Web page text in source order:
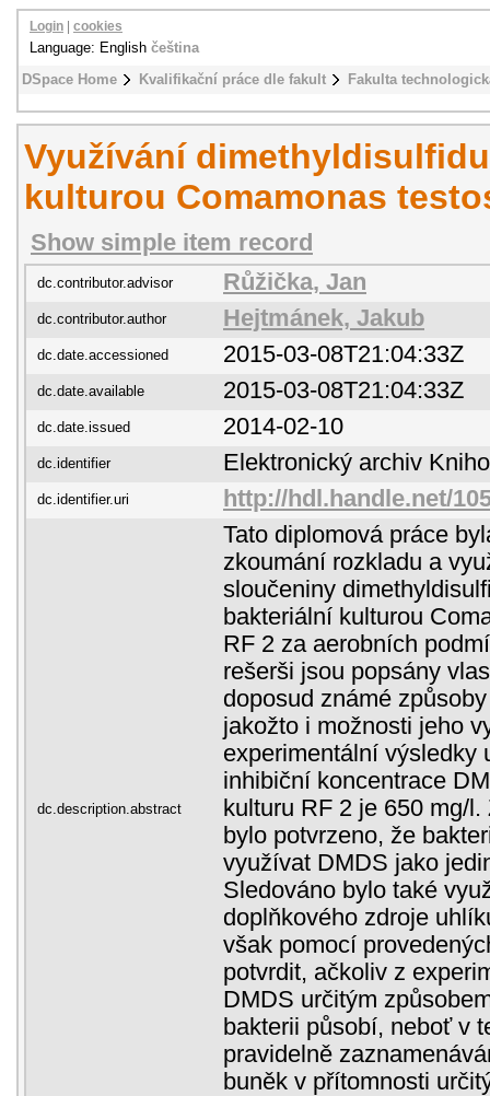
DSpace Home Kvalifikační práce dle fakult Fakulta
Login cookies
Language: English čeština
Využívání
kulturou Comamonas
Show simple item record
dc.contributor.advisor Růžička, Jan
dc.contributor.author Hejtmánek, Jakub
dc.date.accessioned 2015-03-08T21:04:33Z
dc.date.available 2015-03-08T21:04:33Z
dc.date.issued 2014-02-10
dc.identifier Elektronický archiv
dc.identifier.uri http://hdl.handle.net/
dc.description.abstract
Tato diplomová práce
zkoumání rozkladu a
sloučeniny
bakteriální kulturou
RF 2 za aerobních
rešerši jsou popsány
doposud známé
jakožto i možnosti jeho
experimentální výsledky
inhibiční koncentrace
kulturu RF 2 je 650 mg/
bylo potvrzeno, že
využívat DMDS jako
Sledováno bylo také
doplňkového zdroje
však pomocí
potvrdit, ačkoliv z
DMDS určitým
bakterii působí, neboť v
pravidelně
buněk v přítomnosti